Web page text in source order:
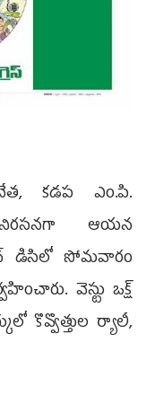
కడప ఎం.పి.
నిరసనగా ఆయన
డిసిలో సోమవారం
వెస్టు ఒక్ష్
కొవ్వొత్తుల ర్యాలీ,